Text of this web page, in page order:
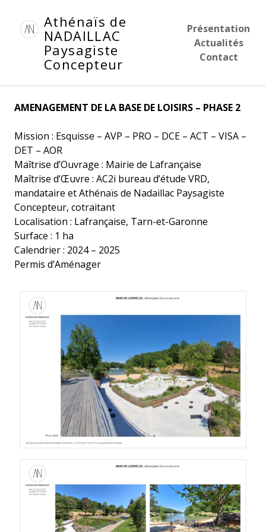
contenu
Athénaïs de
NADAILLAC
Paysagiste
Concepteur
Présentation
Actualités
Contact
AMENAGEMENT DE LA BASE DE LOISIRS – PHASE 2
Mission : Esquisse – AVP – PRO – DCE – ACT – VISA –
DET – AOR
Maîtrise d’Ouvrage : Mairie de Lafrançaise
Maîtrise d’Œuvre : AC2i bureau d’étude VRD,
mandataire et Athénaïs de Nadaillac Paysagiste
Concepteur, cotraitant
Localisation : Lafrançaise, Tarn-et-Garonne
Surface : 1 ha
Calendrier : 2024 – 2025
Permis d’Aménager